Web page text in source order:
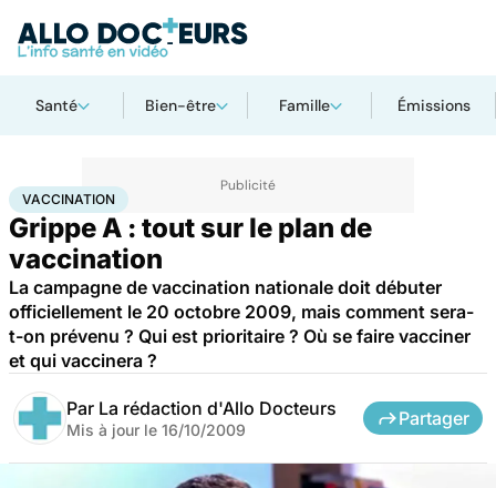
Santé Bien-être Famille Émissions
AccueilSantéMédicaments Vaccination
VACCINATION
Grippe A : tout sur le plan de
vaccination
La campagne de vaccination nationale doit débuter
officiellement le 20 octobre 2009, mais comment sera-
t-on prévenu ? Qui est prioritaire ? Où se faire vacciner
et qui vaccinera ?
Par La rédaction d'Allo Docteurs
Mis à jour le 16/10/2009
Partager